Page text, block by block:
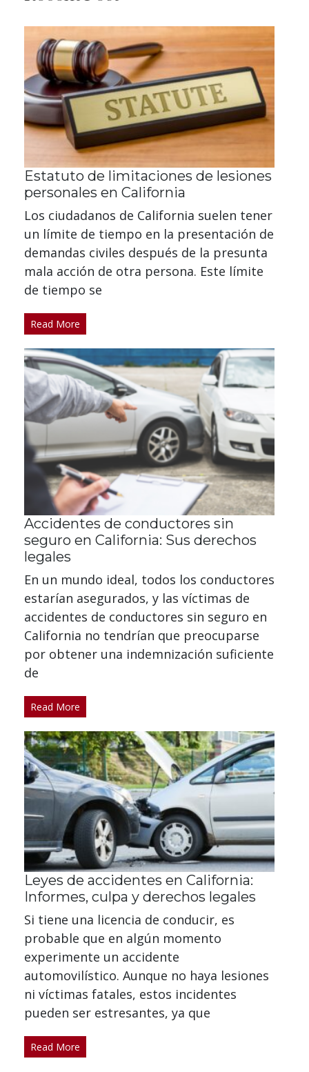
Estatuto de limitaciones de lesiones
personales en California
Los ciudadanos de California suelen tener
un límite de tiempo en la presentación de
demandas civiles después de la presunta
mala acción de otra persona. Este límite
de tiempo se
Read More
Accidentes de conductores sin
seguro en California: Sus derechos
legales
En un mundo ideal, todos los conductores
estarían asegurados, y las víctimas de
accidentes de conductores sin seguro en
California no tendrían que preocuparse
por obtener una indemnización suficiente
de
Read More
Leyes de accidentes en California:
Informes, culpa y derechos legales
Si tiene una licencia de conducir, es
probable que en algún momento
experimente un accidente
automovilístico. Aunque no haya lesiones
ni víctimas fatales, estos incidentes
pueden ser estresantes, ya que
Read More